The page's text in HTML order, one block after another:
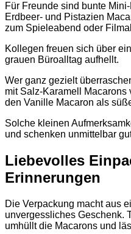
Für Freunde sind bunte
Erdbeer- und Pistazien
zum Spieleabend oder
Kollegen freuen sich über
grauen Büroalltag aufhellt.
Wer ganz gezielt
mit Salz-Karamell Macarons
den Vanille Macaron als
Solche kleinen
und schenken unmittelbar
Liebevolles
Erinnerungen
Die Verpackung macht aus
unvergessliches Geschenk.
umhüllt die Macarons und